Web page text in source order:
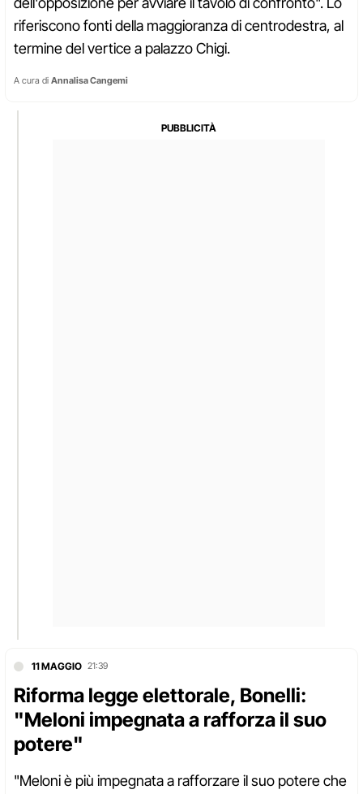
riferiscono fonti della maggioranza di centrodestra, al
termine del vertice a palazzo Chigi.
A cura di Annalisa Cangemi
11 MAGGIO 21:39
Riforma legge elettorale, Bonelli:
"Meloni impegnata a rafforza il suo
potere"
"Meloni è più impegnata a rafforzare il suo potere che